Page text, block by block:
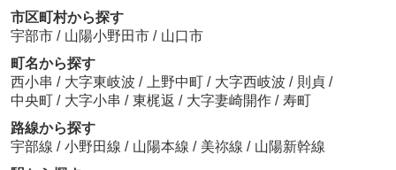
市区町村から探す
宇部市 / 山陽小野田市 / 山口市
町名から探す
西小串 / 大字東岐波 / 上野中町 / 大字西岐波 / 則貞 /
中央町 / 大字小串 / 東梶返 / 大字妻崎開作 / 寿町
路線から探す
宇部線 / 小野田線 / 山陽本線 / 美祢線 / 山陽新幹線